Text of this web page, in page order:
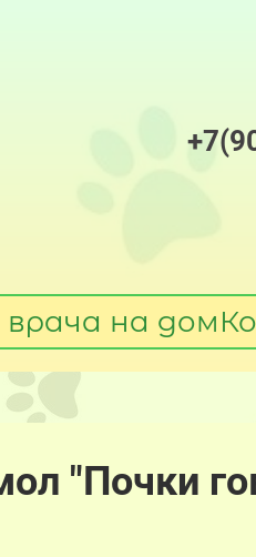
врача на дом
"Почки